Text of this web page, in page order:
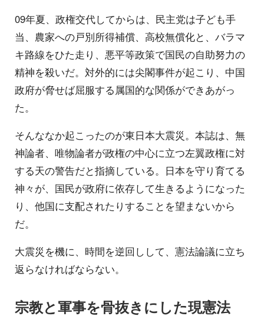
09年夏、政権交代してからは、民主党は子ども手
当、農家への戸別所得補償、高校無償化と、バラマ
キ路線をひた走り、悪平等政策で国民の自助努力の
精神を殺いだ。対外的には尖閣事件が起こり、中国
政府が脅せば屈服する属国的な関係ができあがっ
た。
そんななか起こったのが東日本大震災。本誌は、無
神論者、唯物論者が政権の中心に立つ左翼政権に対
する天の警告だと指摘している。日本を守り育てる
神々が、国民が政府に依存して生きるようになった
り、他国に支配されたりすることを望まないから
だ。
大震災を機に、時間を逆回しして、憲法論議に立ち
返らなければならない。
宗教と軍事を骨抜きにした現憲法